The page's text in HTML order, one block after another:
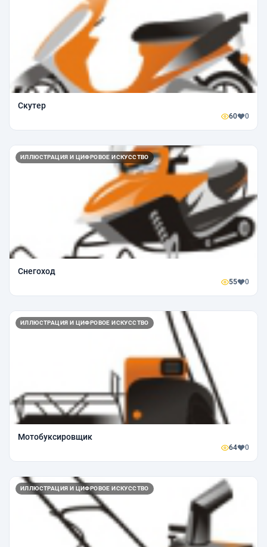
Скутер
60 0
ИЛЛЮСТРАЦИЯ И ЦИФРОВОЕ ИСКУССТВО
Снегоход
55 0
ИЛЛЮСТРАЦИЯ И ЦИФРОВОЕ ИСКУССТВО
Мотобуксировщик
64 0
ИЛЛЮСТРАЦИЯ И ЦИФРОВОЕ ИСКУССТВО